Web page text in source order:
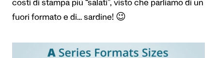
costi di stampa più “salati”, visto che parliamo di un
fuori formato e di… sardine! 😉